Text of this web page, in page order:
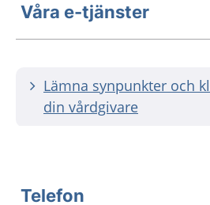
Våra e-tjänster
Lämna synpunkter och
din vårdgivare
Telefon